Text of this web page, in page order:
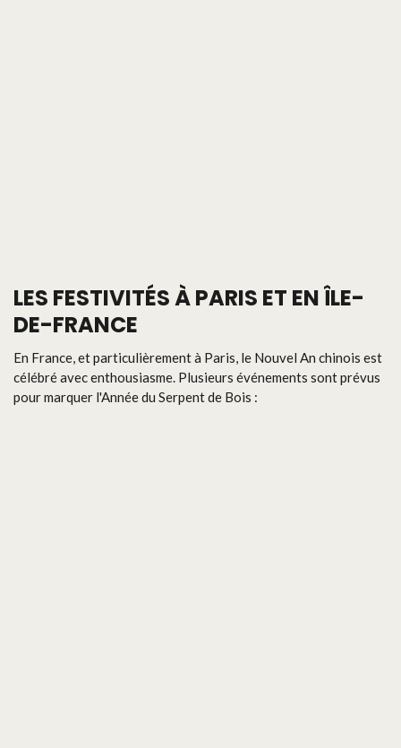
LES FESTIVITÉS À PARIS ET EN ÎLE-
DE-FRANCE
En France, et particulièrement à Paris, le Nouvel An chinois est
célébré avec enthousiasme. Plusieurs événements sont prévus
pour marquer l'Année du Serpent de Bois :